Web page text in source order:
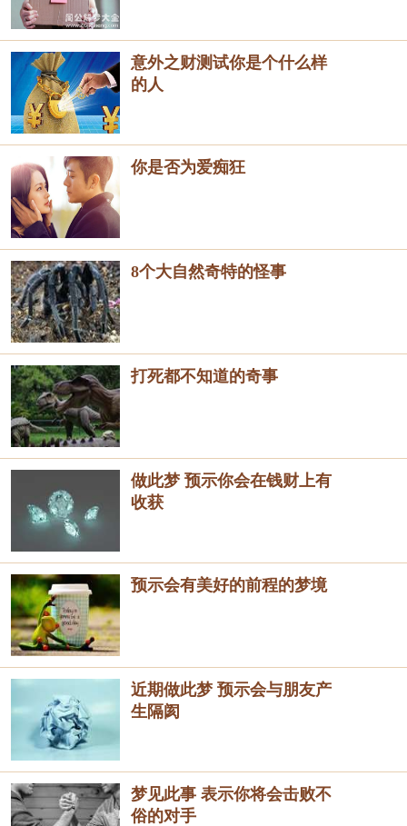
意外之财测试你是个什么样
的人
你是否为爱痴狂
8个大自然奇特的怪事
打死都不知道的奇事
做此梦 预示你会在钱财上有
收获
预示会有美好的前程的梦境
近期做此梦 预示会与朋友产
生隔阂
梦见此事 表示你将会击败不
俗的对手